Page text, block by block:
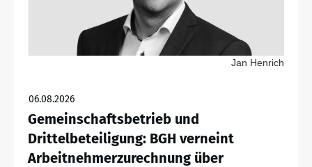
Jan Henrich
06.08.2026
Gemeinschaftsbetrieb und
Drittelbeteiligung: BGH verneint
Arbeitnehmerzurechnung über